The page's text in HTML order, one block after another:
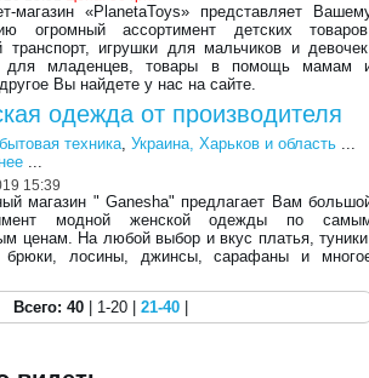
магазин «PlanetaToys» представляет
огромный ассортимент детских
транспорт, игрушки для мальчиков и
для младенцев, товары в помощь мамам
Вы найдете у нас на сайте.
одежда от производителя
техника ,Украина, Харьков и область
15:39
магазин " Ganesha" предлагает Вам
модной женской одежды по
ценам. На любой выбор и вкус платья,
брюки, лосины, джинсы, сарафаны и
Всего: 40 | 1-20 | 21-40